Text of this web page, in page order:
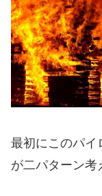
最初にこのパイ
が二パターン考